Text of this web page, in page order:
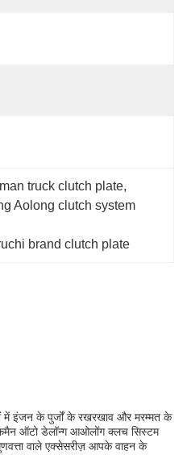
truck clutch plate,
Aolong clutch system
brand clutch plate
इंजन के पुर्जों के रखरखाव और मरम्मत के
ऑटो डेलॉन्ग आओलोंग क्लच सिस्टम
वाले एक्सेसरीज़ आपके वाहन के